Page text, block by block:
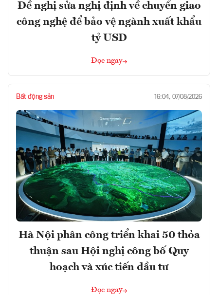
Đề nghị sửa nghị định về chuyển giao
công nghệ để bảo vệ ngành xuất khẩu
tỷ USD
Đọc ngay
Bất động sản 16:04, 07/08/2026
Hà Nội phân công triển khai 50 thỏa
thuận sau Hội nghị công bố Quy
hoạch và xúc tiến đầu tư
Đọc ngay